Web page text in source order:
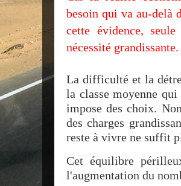
besoin qui va au-delà
cette évidence,
nécessité grandissante.
La difficulté et la
la classe moyenne
impose des choix.
des charges
reste à vivre ne suffit
Cet équilibre
l'augmentation du